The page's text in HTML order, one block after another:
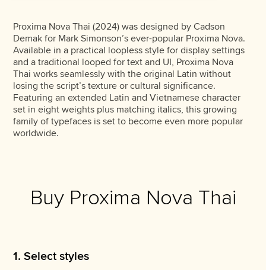
Proxima Nova Thai (2024) was designed by Cadson
Demak for Mark Simonson’s ever-popular Proxima Nova.
Available in a practical loopless style for display settings
and a traditional looped for text and UI, Proxima Nova
Thai works seamlessly with the original Latin without
losing the script’s texture or cultural significance.
Featuring an extended Latin and Vietnamese character
set in eight weights plus matching italics, this growing
family of typefaces is set to become even more popular
worldwide.
Buy Proxima Nova Thai
1. Select styles